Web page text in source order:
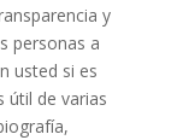
y
personas a
usted si es
útil de varias